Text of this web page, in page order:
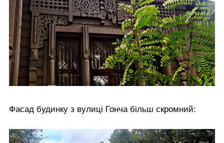
Фасад будинку з вулиці Гонча більш скромний: